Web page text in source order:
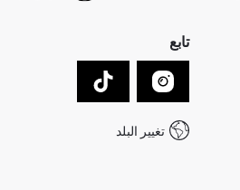
تابع
تغيير البلد